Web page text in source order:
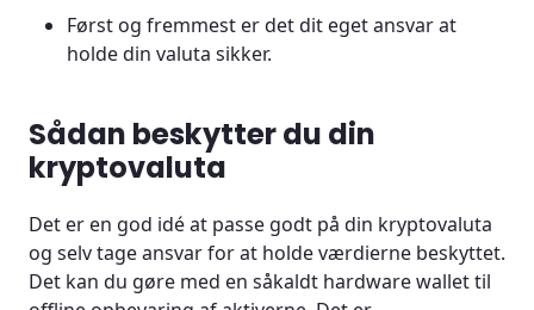
Først og fremmest er det dit eget ansvar at
holde din valuta sikker.
Sådan beskytter du din
kryptovaluta
Det er en god idé at passe godt på din kryptovaluta
og selv tage ansvar for at holde værdierne beskyttet.
Det kan du gøre med en såkaldt hardware wallet til